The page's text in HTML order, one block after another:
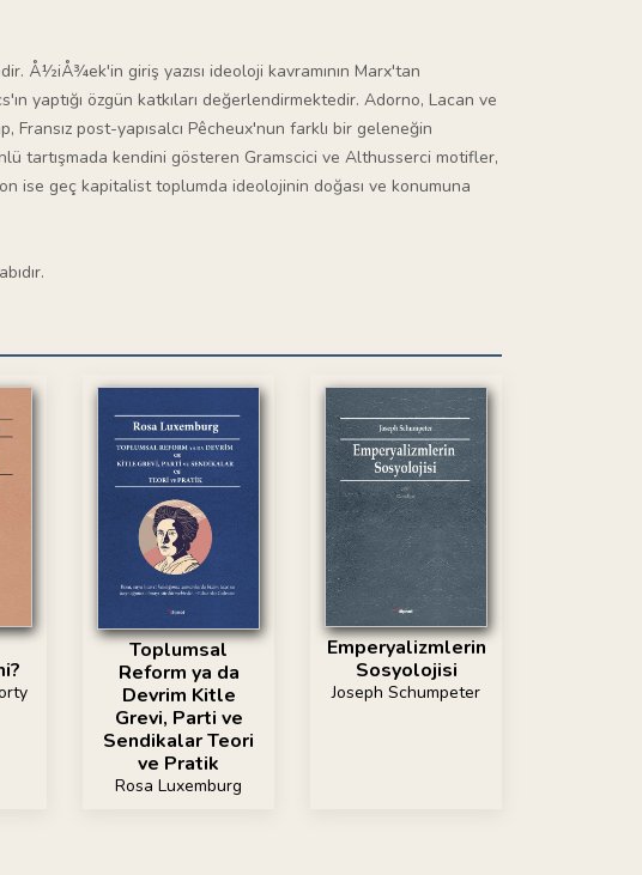
Å½iÅ¾ek'in giriş yazısı ideoloji kavramının Marx'tan
yaptığı özgün katkıları değerlendirmektedir. Adorno, Lacan ve
post-yapısalcı Pêcheux'nun farklı bir geleneğin
tartışmada kendini gösteren Gramscici ve Althusserci motifler,
ise geç kapitalist toplumda ideolojinin doğası ve konumuna
Toplumsal
Reform ya da
Devrim Kitle
Grevi, Parti ve
Sendikalar Teori
ve Pratik
Rosa Luxemburg
Emperyalizmlerin
Sosyolojisi
Joseph Schumpeter